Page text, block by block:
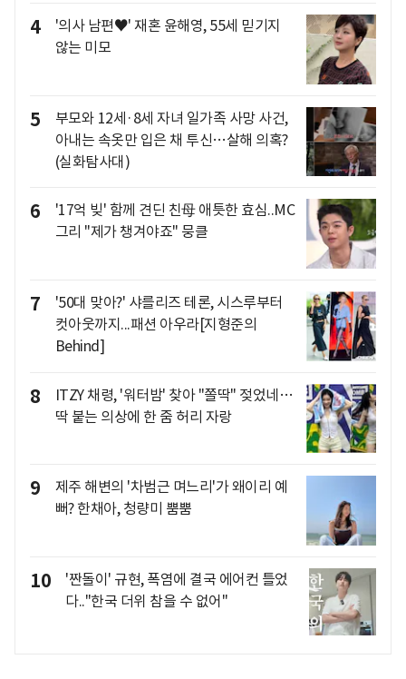
4
'의사 남편♥' 재혼 윤해영, 55세 믿기지
않는 미모
5
부모와 12세·8세 자녀 일가족 사망 사건,
아내는 속옷만 입은 채 투신…살해 의혹?
(실화탐사대)
6
'17억 빚' 함께 견딘 친母 애틋한 효심..MC
그리 "제가 챙겨야죠" 뭉클
7
'50대 맞아?' 샤를리즈 테론, 시스루부터
컷아웃까지...패션 아우라[지형준의
Behind]
8
ITZY 채령, '워터밤' 찾아 "쫄딱" 젖었네…
딱 붙는 의상에 한 줌 허리 자랑
9
제주 해변의 '차범근 며느리'가 왜이리 예
뻐? 한채아, 청량미 뿜뿜
10
'짠돌이' 규현, 폭염에 결국 에어컨 틀었
다.."한국 더위 참을 수 없어"